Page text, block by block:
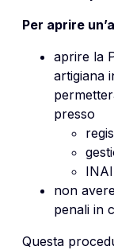
Per aprire
aprire la
artigiana
presso
non
penali in
Questa